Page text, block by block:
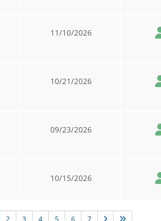
11/10/2026
10/21/2026
09/23/2026
10/15/2026
2 3 4 5 6 7